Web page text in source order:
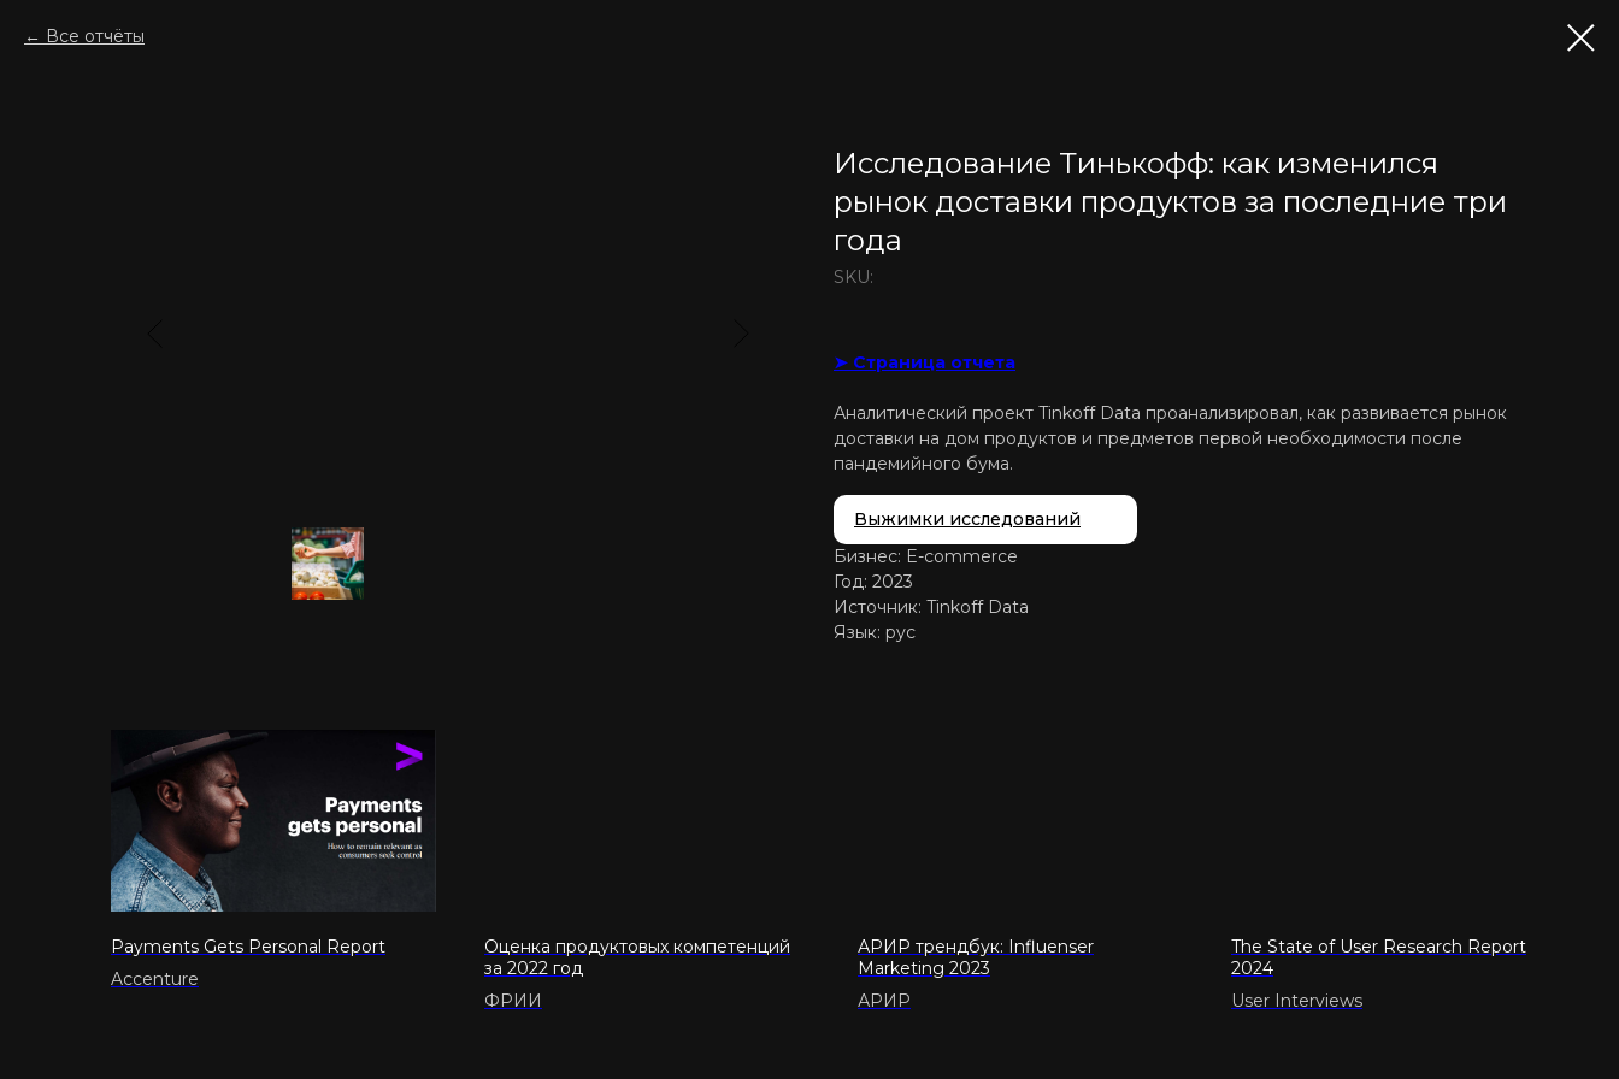
Все отчёты
Исследование Тинькофф: как изменился
рынок доставки продуктов за последние три
года
SKU:
➤ Страница отчета
Аналитический проект Tinkoff Data проанализировал, как развивается рынок
доставки на дом продуктов и предметов первой необходимости после
пандемийного бума.
Выжимки исследований
Бизнес: E-commerce
Год: 2023
Источник: Tinkoff Data
Язык: рус
Payments Gets Personal Report
Accenture
Оценка продуктовых компетенций
за 2022 год
ФРИИ
АРИР трендбук: Influenser
Marketing 2023
АРИР
The State of User Research Report
2024
User Interviews